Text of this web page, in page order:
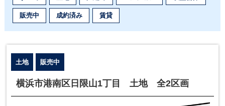
販売中 成約済み 賃貸
土地 販売中
横浜市港南区日限山1丁目 土地 全2区画